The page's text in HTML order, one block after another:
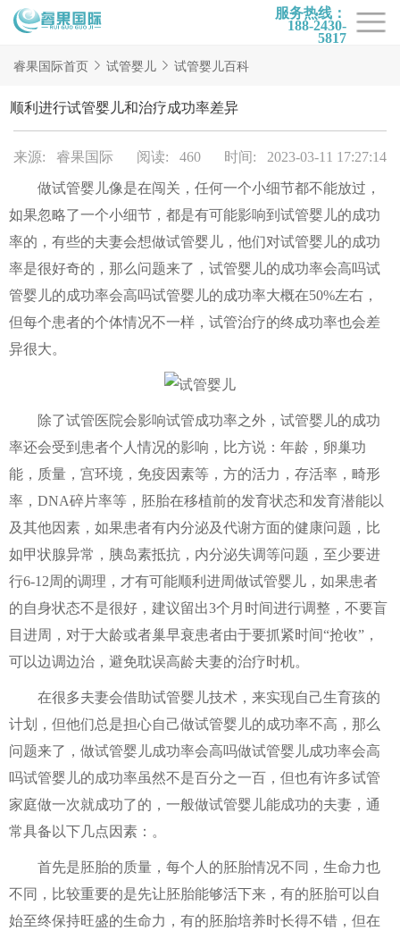
服务热线：
188-2430-
5817
首页
试管项目
试管百科
试管医院
睿果国际
睿果国际首页 试管婴儿 试管婴儿百科
顺利进行试管婴儿和治疗成功率差异
来源: 睿果国际 阅读: 460 时间: 2023-03-11 17:27:14
做试管婴儿像是在闯关，任何一个小细节都不能放过，
如果忽略了一个小细节，都是有可能影响到试管婴儿的成功
率的，有些的夫妻会想做试管婴儿，他们对试管婴儿的成功
率是很好奇的，那么问题来了，试管婴儿的成功率会高吗试
管婴儿的成功率会高吗试管婴儿的成功率大概在50%左右，
但每个患者的个体情况不一样，试管治疗的终成功率也会差
异很大。
除了试管医院会影响试管成功率之外，试管婴儿的成功
率还会受到患者个人情况的影响，比方说：年龄，卵巢功
能，质量，宫环境，免疫因素等，方的活力，存活率，畸形
率，DNA碎片率等，胚胎在移植前的发育状态和发育潜能以
及其他因素，如果患者有内分泌及代谢方面的健康问题，比
如甲状腺异常，胰岛素抵抗，内分泌失调等问题，至少要进
行6-12周的调理，才有可能顺利进周做试管婴儿，如果患者
的自身状态不是很好，建议留出3个月时间进行调整，不要盲
目进周，对于大龄或者巢早衰患者由于要抓紧时间“抢收”，
可以边调边治，避免耽误高龄夫妻的治疗时机。
在很多夫妻会借助试管婴儿技术，来实现自己生育孩的
计划，但他们总是担心自己做试管婴儿的成功率不高，那么
问题来了，做试管婴儿成功率会高吗做试管婴儿成功率会高
吗试管婴儿的成功率虽然不是百分之一百，但也有许多试管
家庭做一次就成功了的，一般做试管婴儿能成功的夫妻，通
常具备以下几点因素：。
首先是胚胎的质量，每个人的胚胎情况不同，生命力也
不同，比较重要的是先让胚胎能够活下来，有的胚胎可以自
始至终保持旺盛的生命力，有的胚胎培养时长得不错，但在